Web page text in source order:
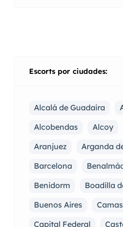
Escorts por ciudades:
Alcalá de Guadaíra
Alcobendas
Alcoy
Aranjuez
Arganda
Barcelona
Benidorm
Boadilla
Buenos Aires
Camas
Capital Federal